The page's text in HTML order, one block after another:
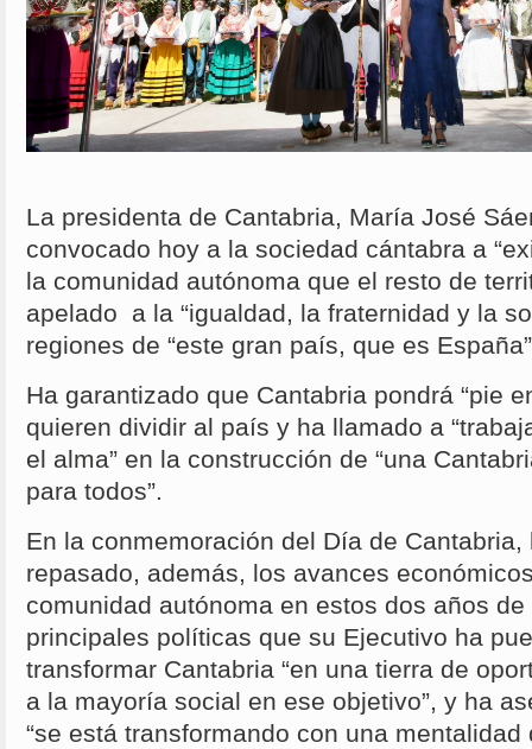
La presidenta de Cantabria, María José
convocado hoy a la sociedad cántabra a
la comunidad autónoma que el resto de
apelado a la “igualdad, la fraternidad y la
regiones de “este gran país, que es
Ha garantizado que Cantabria pondrá “pie
quieren dividir al país y ha llamado a
el alma” en la construcción de “una
para todos”.
En la conmemoración del Día de
repasado, además, los avances
comunidad autónoma en estos dos años
principales políticas que su Ejecutivo ha
transformar Cantabria “en una tierra de
a la mayoría social en ese objetivo”, y ha
“se está transformando con una